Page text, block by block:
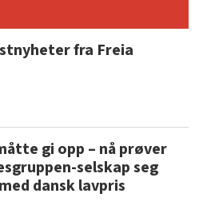
fra Freia
gi opp – nå prøver
selskap seg
dansk lavpris